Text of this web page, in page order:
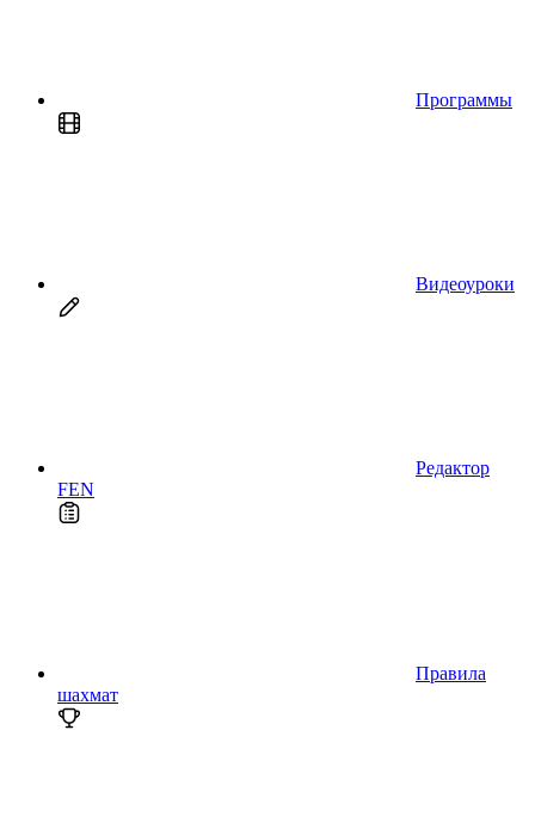
Программы
Видеоуроки
Редактор
FEN
Правила
шахмат